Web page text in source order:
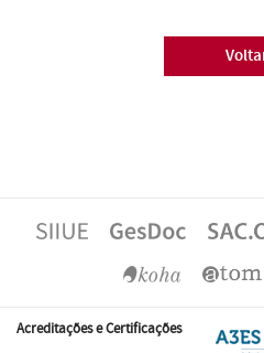
Acreditações e Certificações